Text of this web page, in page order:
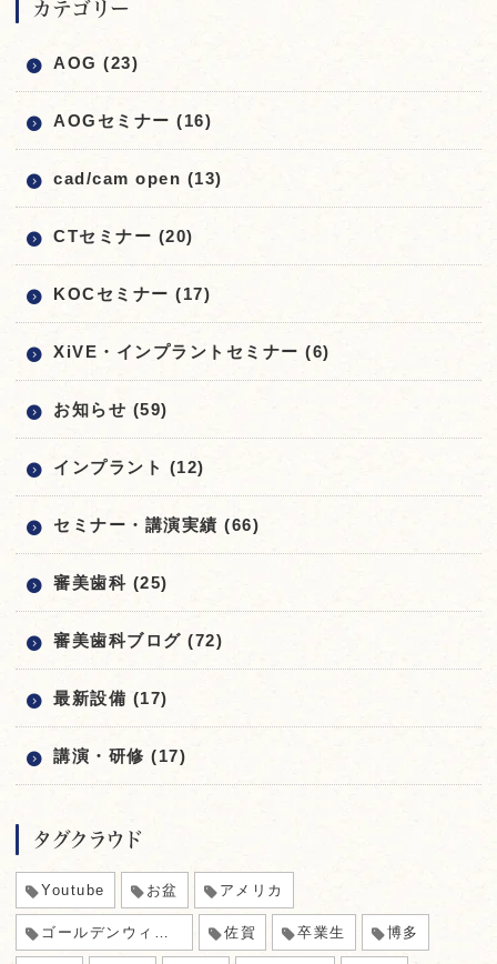
カテゴリー
AOG (23)
AOGセミナー (16)
cad/cam open (13)
CTセミナー (20)
KOCセミナー (17)
XiVE・インプラントセミナー (6)
お知らせ (59)
インプラント (12)
セミナー・講演実績 (66)
審美歯科 (25)
審美歯科ブログ (72)
最新設備 (17)
講演・研修 (17)
タグクラウド
Youtube お盆 アメリカ
ゴールデンウィーク 佐賀 卒業生 博多